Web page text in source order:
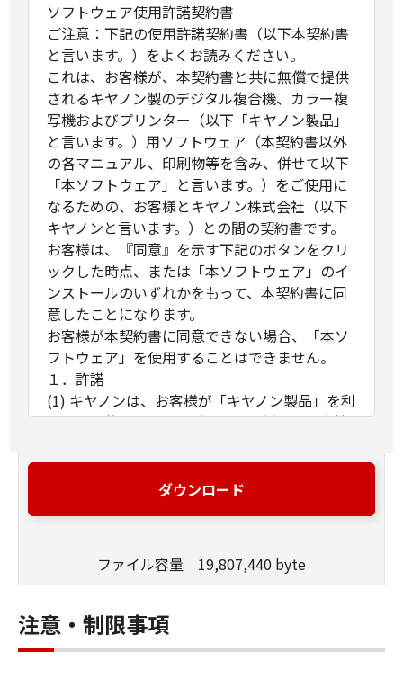
ソフトウェア使用許諾契約書
ご注意：下記の使用許諾契約書（以下本契約書
と言います。）をよくお読みください。
これは、お客様が、本契約書と共に無償で提供
されるキヤノン製のデジタル複合機、カラー複
写機およびプリンター（以下「キヤノン製品」
と言います。）用ソフトウェア（本契約書以外
の各マニュアル、印刷物等を含み、併せて以下
「本ソフトウェア」と言います。）をご使用に
なるための、お客様とキヤノン株式会社（以下
キヤノンと言います。）との間の契約書です。
お客様は、『同意』を示す下記のボタンをクリ
ックした時点、または「本ソフトウェア」のイ
ンストールのいずれかをもって、本契約書に同
意したことになります。
お客様が本契約書に同意できない場合、「本ソ
フトウェア」を使用することはできません。
１．許諾
(1) キヤノンは、お客様が「キヤノン製品」を利
用する目的のために、「キヤノン製品」に直接
ンピューター（以下「指定機器」と言いま
す。）において、「本ソフトウェア」を使用
ること、アクセスすること、もしくは実行する
の非独占的権利をお客様に対して許諾します。
お客様は、また「指定機器」にネットワークを
通じて接続されたコンピューター上で、かかる
ダウンロード
ファイル容量 19,807,440 byte
注意・制限事項